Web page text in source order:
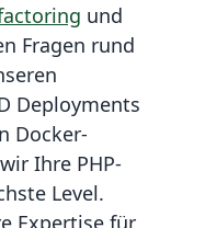
und
Fragen rund
Deployments
Docker-
Ihre PHP-
Level.
Expertise für